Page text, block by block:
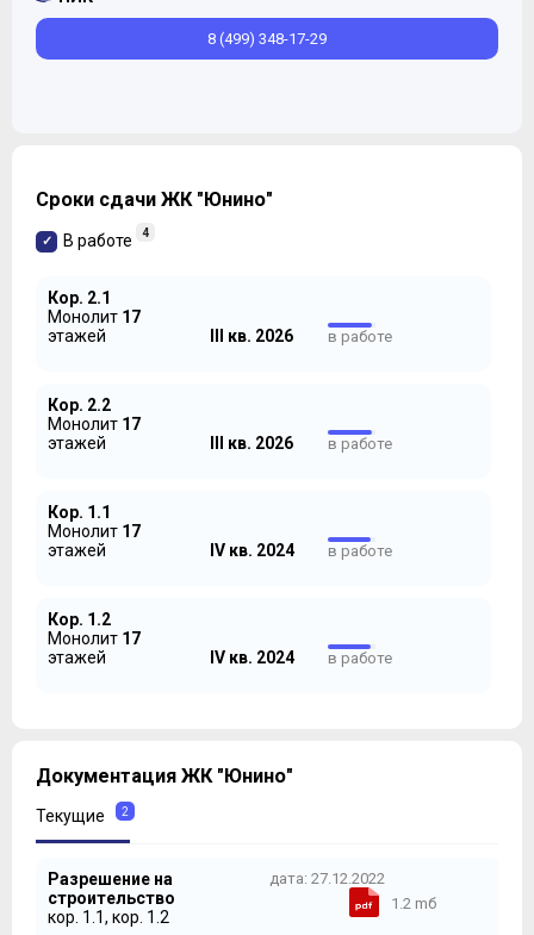
8 (499) 348-17-29
Сроки сдачи ЖК "Юнино"
В работе 4
Кор. 2.1
Монолит 17
этажей
III кв. 2026 в работе
Кор. 2.2
Монолит 17
этажей
III кв. 2026 в работе
Кор. 1.1
Монолит 17
этажей
IV кв. 2024 в работе
Кор. 1.2
Монолит 17
этажей
IV кв. 2024 в работе
Документация ЖК "Юнино"
Текущие 2
Разрешение на
строительство
кор. 1.1, кор. 1.2
дата: 27.12.2022
1.2 mб